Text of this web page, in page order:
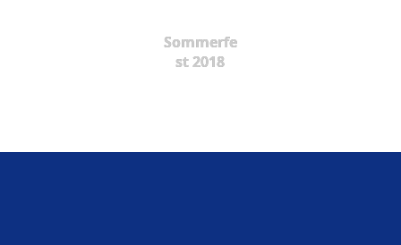
Sommerfe
st 2018